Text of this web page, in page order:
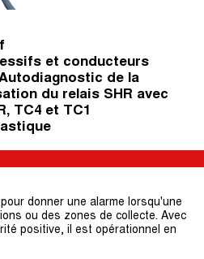
et conducteurs
de la
du relais SHR avec
TC4 et TC1
donner une alarme lorsqu'une
ou des zones de collecte. Avec
positive, il est opérationnel en